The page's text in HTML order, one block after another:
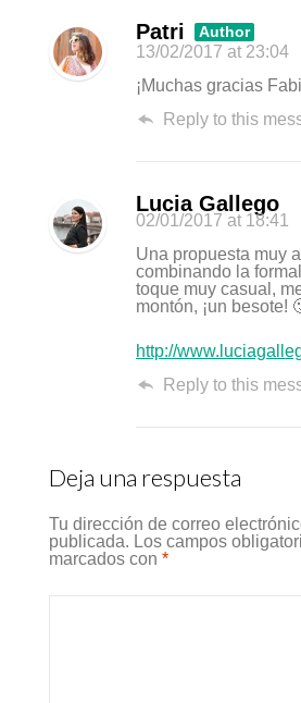
Patri Author
13/02/2017 at 23:04
¡Muchas gracias
Reply to this
Lucia Gallego
02/01/2017 at 18:41
Una propuesta muy
combinando la
toque muy casual,
montón, ¡un besote!
http://
Reply to this
Deja una respuesta
Tu dirección de correo
publicada. Los campos
marcados con *